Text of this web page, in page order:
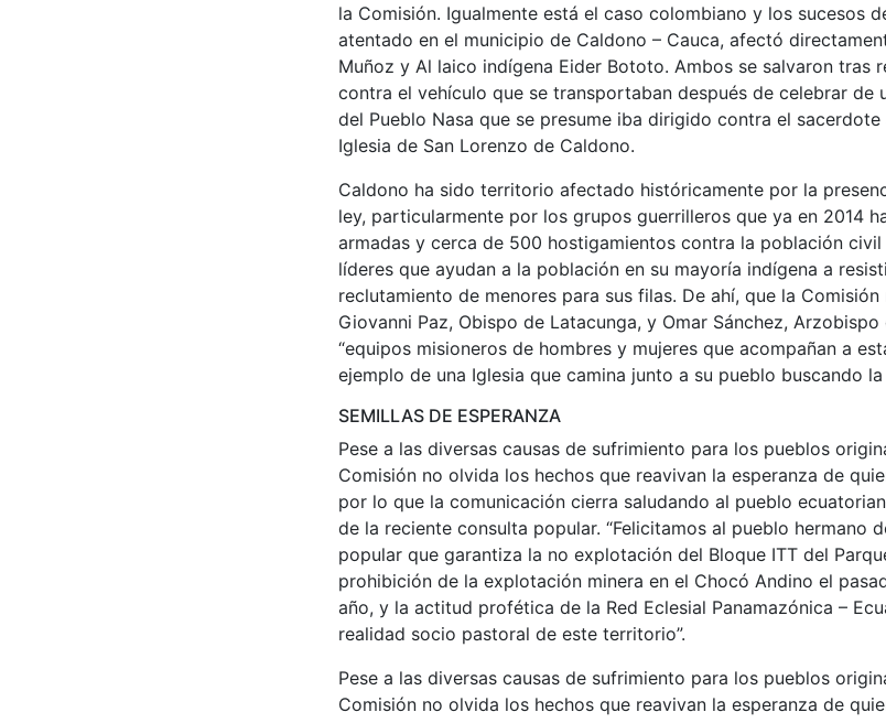
la Comisión. Igualmente está el caso colombiano y los sucesos
atentado en el municipio de Caldono – Cauca, afectó
Muñoz y Al laico indígena Eider Bototo. Ambos se salvaron tras
contra el vehículo que se transportaban después de celebrar de
del Pueblo Nasa que se presume iba dirigido contra el
Iglesia de San Lorenzo de Caldono.
Caldono ha sido territorio afectado históricamente por la
ley, particularmente por los grupos guerrilleros que ya en 2014
armadas y cerca de 500 hostigamientos contra la población
líderes que ayudan a la población en su mayoría indígena a
reclutamiento de menores para sus filas. De ahí, que la
Giovanni Paz, Obispo de Latacunga, y Omar Sánchez,
“equipos misioneros de hombres y mujeres que acompañan a
ejemplo de una Iglesia que camina junto a su pueblo buscando la
SEMILLAS DE ESPERANZA
Pese a las diversas causas de sufrimiento para los pueblos
Comisión no olvida los hechos que reavivan la esperanza de
por lo que la comunicación cierra saludando al pueblo
de la reciente consulta popular. “Felicitamos al pueblo hermano
popular que garantiza la no explotación del Bloque ITT del
prohibición de la explotación minera en el Chocó Andino el
año, y la actitud profética de la Red Eclesial Panamazónica –
realidad socio pastoral de este territorio”.
Pese a las diversas causas de sufrimiento para los pueblos
Comisión no olvida los hechos que reavivan la esperanza de